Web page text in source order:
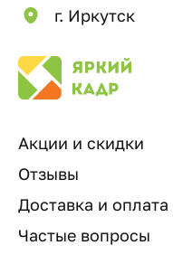
г. Иркутск
Акции и скидки
Отзывы
Доставка и оплата
Частые вопросы